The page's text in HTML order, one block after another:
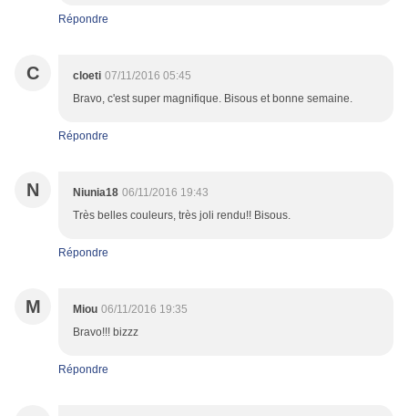
Répondre
C cloeti 07/11/2016 05:45
Bravo, c'est super magnifique. Bisous et bonne semaine.
Répondre
N Niunia18 06/11/2016 19:43
Très belles couleurs, très joli rendu!! Bisous.
Répondre
M Miou 06/11/2016 19:35
Bravo!!! bizzz
Répondre